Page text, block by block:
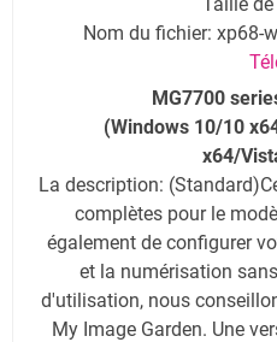
Nom du fichier: xp68-
MG7700
(Windows 10/10
x64/
La description:
complètes pour le
également de configurer
et la numérisation
d'utilisation, nous
My Image Garden. Une